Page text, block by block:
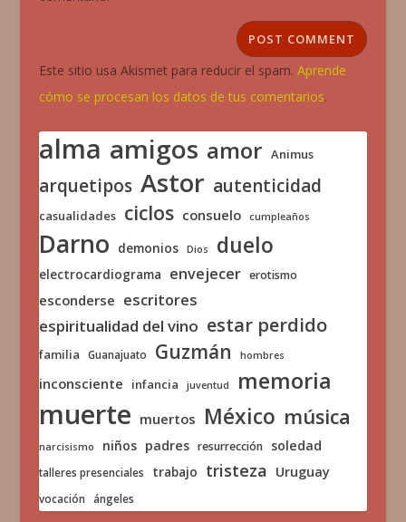
Este sitio usa Akismet para reducir el spam. Aprende
cómo se procesan los datos de tus comentarios.
alma amigos amor Animus
arquetipos Astor autenticidad
casualidades ciclos consuelo cumpleaños
Darno demonios Dios duelo
electrocardiograma envejecer erotismo
esconderse escritores
espiritualidad del vino estar perdido
familia Guanajuato Guzmán hombres
inconsciente infancia juventud memoria
muerte muertos México música
narcisismo niños padres resurrección soledad
talleres presenciales trabajo tristeza Uruguay
vocación ángeles